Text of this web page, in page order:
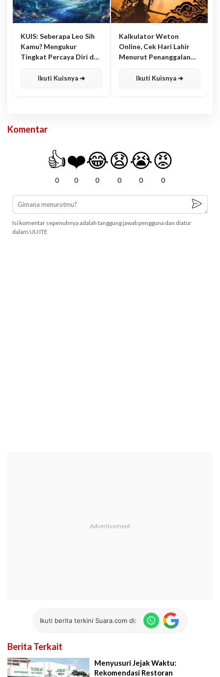
KUIS: Seberapa Leo Sih
Kamu? Mengukur
Tingkat Percaya Diri dan
Ikuti Kuisnya ➔
Kalkulator Weton
Online, Cek Hari Lahir
Menurut Penanggalan
Ikuti Kuisnya ➔
Komentar
👍
0
❤️
0
😂
0
😧
0
😭
0
😡
0
Isi komentar sepenuhnya adalah tanggung jawab pengguna dan diatur
dalam UU ITE
Ikuti berita terkini Suara.com di:
Berita Terkait
Menyusuri Jejak Waktu:
Rekomendasi Restoran